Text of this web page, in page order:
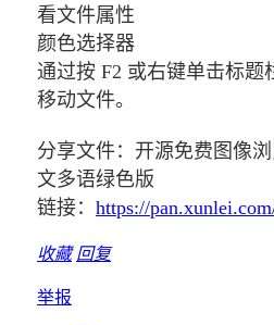
看文件属性
颜色选择器
通过按 F2 或右键单击标题
移动文件。
分享文件：开源免费图像
文多语绿色版
链接： https://
收藏 回复
举报